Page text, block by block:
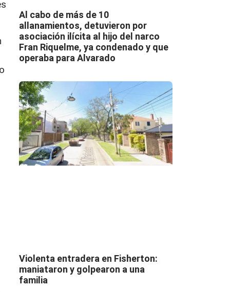
Al cabo de más de 10
allanamientos, detuvieron por
asociación ilícita al hijo del narco
Fran Riquelme, ya condenado y que
operaba para Alvarado
Violenta entradera en Fisherton:
maniataron y golpearon a una
familia